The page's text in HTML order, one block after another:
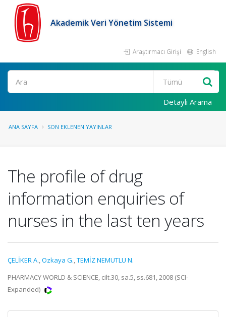
Akademik Veri Yönetim Sistemi
Araştırmacı Girişi English
Ara
Detaylı Arama
ANA SAYFA SON EKLENEN YAYINLAR
The profile of drug
information enquiries of
nurses in the last ten years
ÇELİKER A.,Ozkaya G.,TEMİZ NEMUTLU N.
PHARMACY WORLD & SCIENCE, cilt.30, sa.5, ss.681, 2008 (SCI-
Expanded)